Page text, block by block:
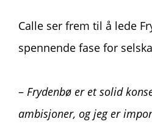
Calle ser frem til å lede
spennende fase for
– Frydenbø er et solid
ambisjoner, og jeg er